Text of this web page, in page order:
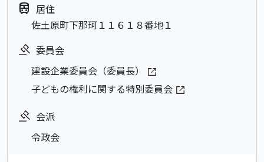
train 居住
佐土原町下那珂１１６１８番地１
委員会
建設企業委員会（委員長）
子どもの権利に関する特別委員会
会派
令政会